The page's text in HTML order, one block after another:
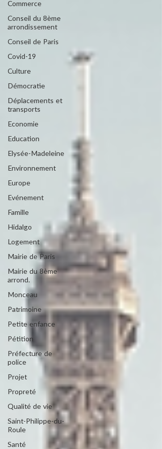
Commerce
Conseil du 8ème
arrondissement
Conseil de Paris
Covid-19
Culture
Démocratie
Déplacements et
transports
Economie
Education
Elysée-Madeleine
Environnement
Europe
Evénement
Famille
Hidalgo
Logement
Mairie de Paris
Mairie du 8ème
arrond.
Monceau
Patrimoine
Petite enfance
Pétition
Préfecture de
police
Projet
Propreté
Qualité de vie
Saint-Philippe-du-
Roule
Santé